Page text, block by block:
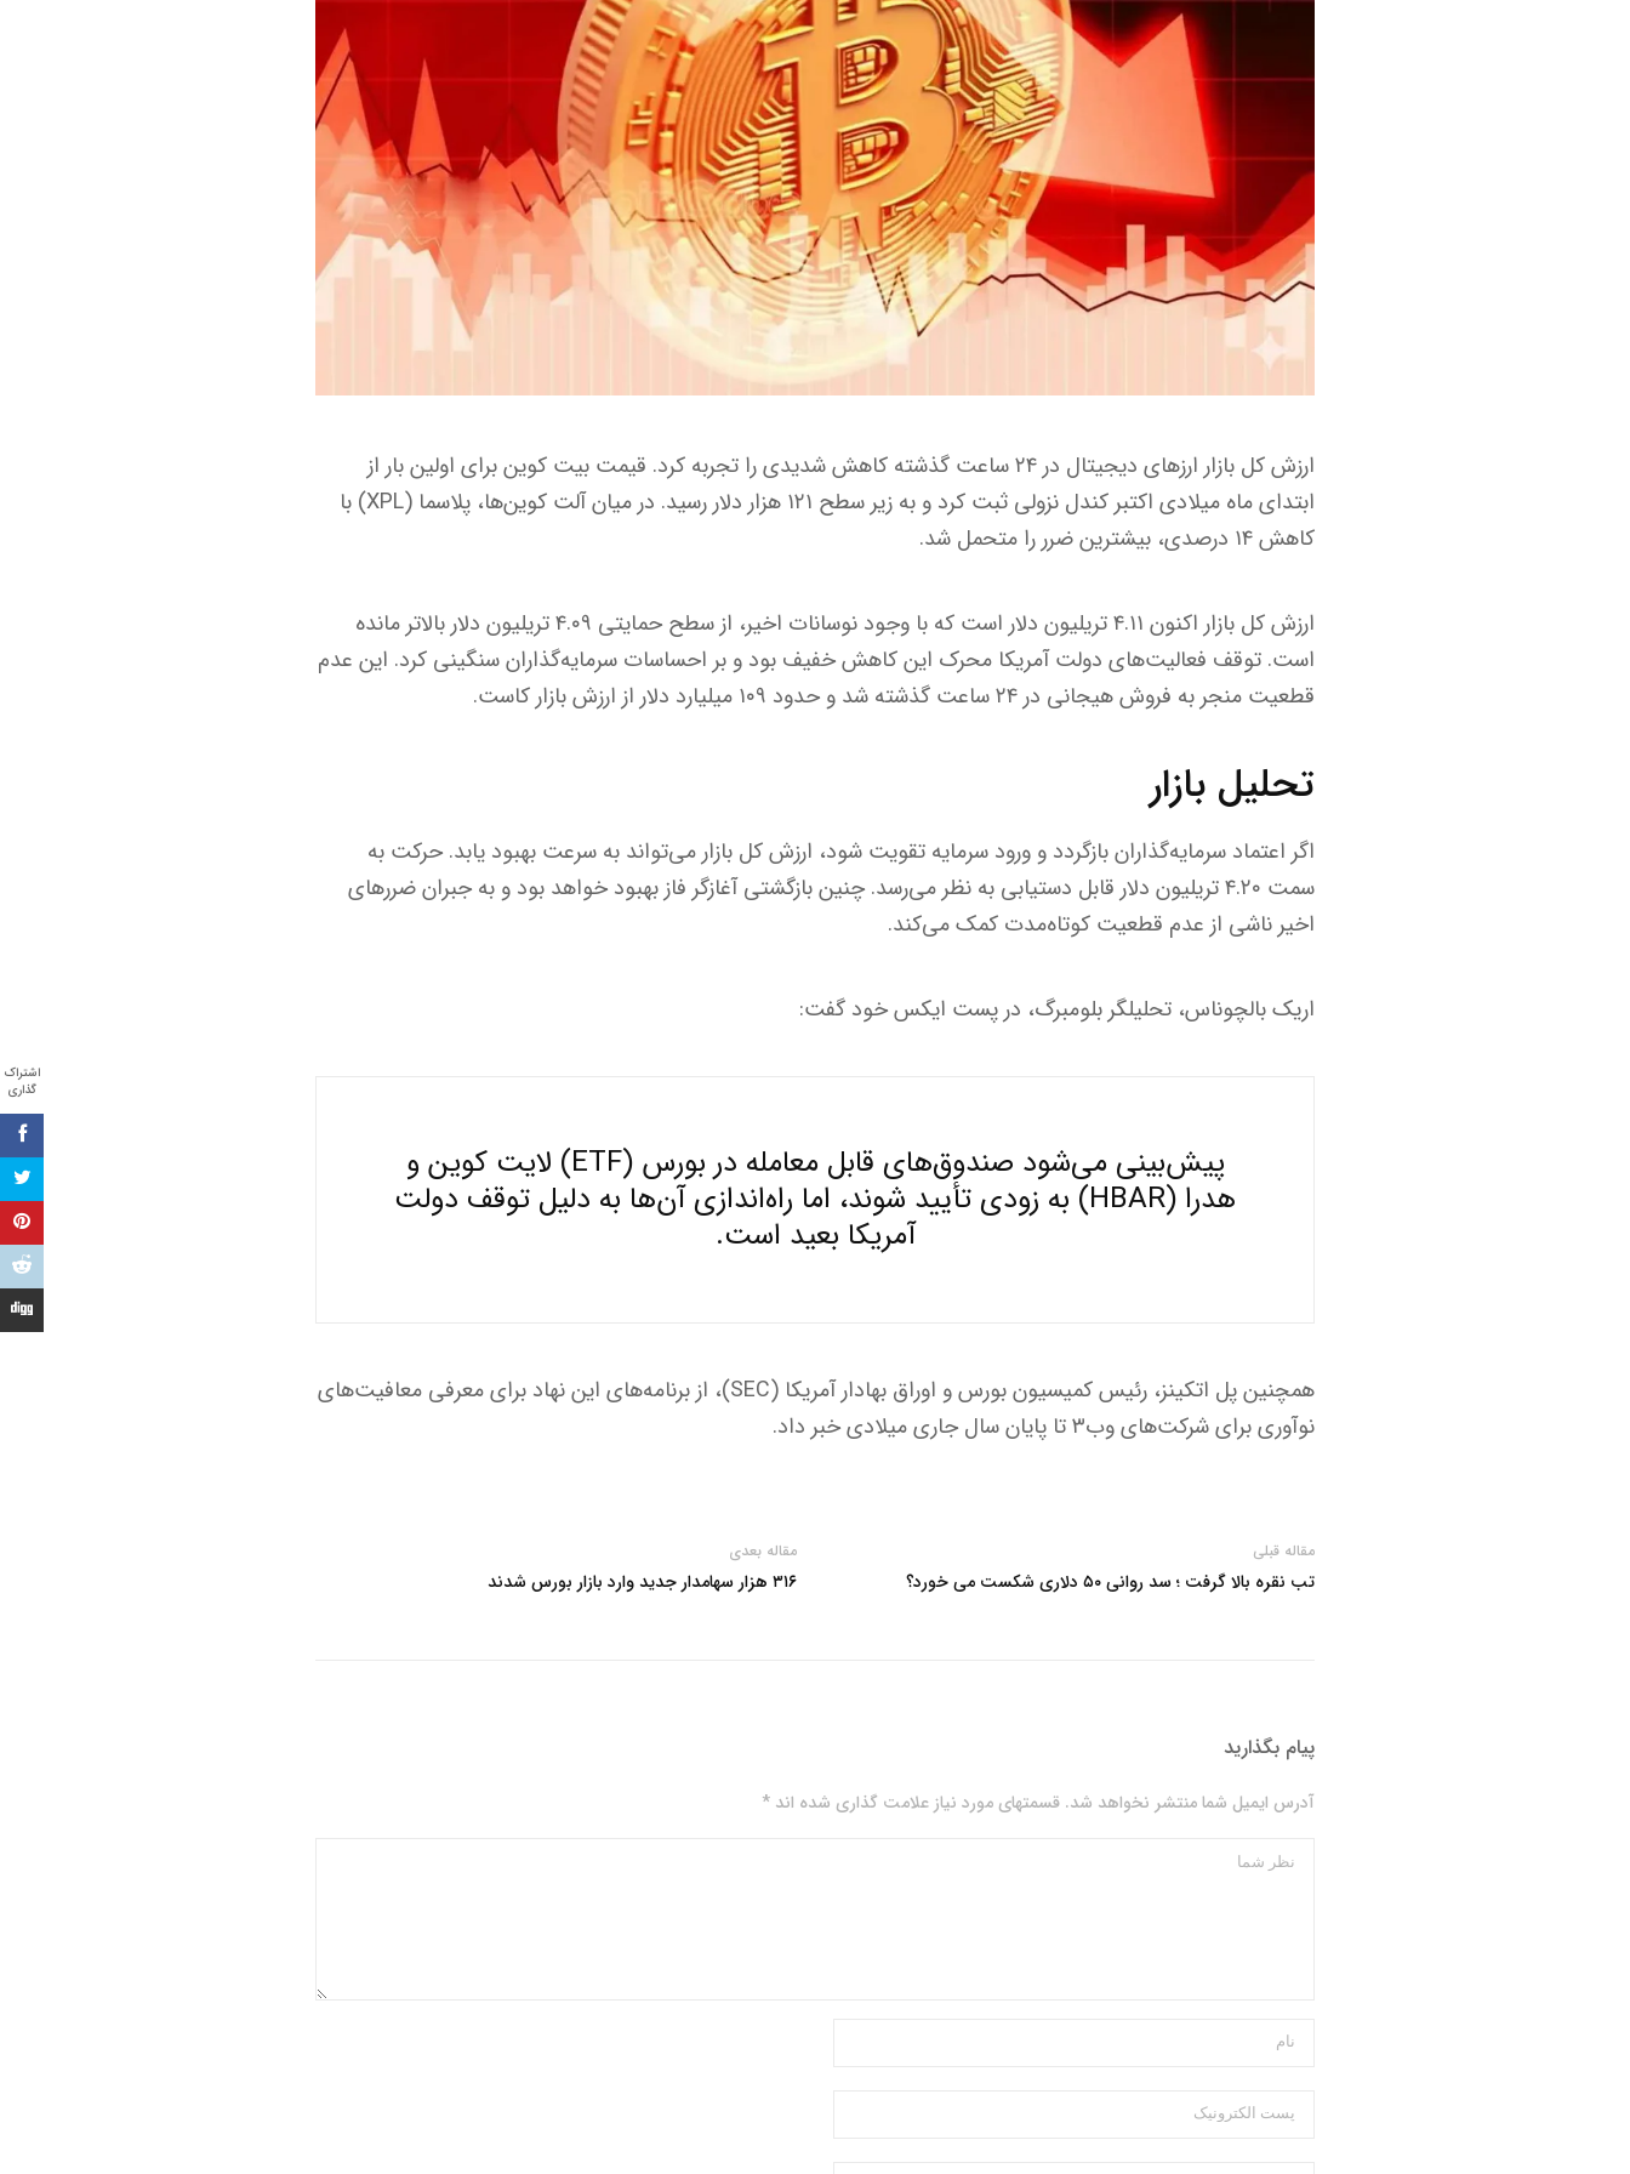
اشتراک
گذاری
ارزش کل بازار ارزهای دیجیتال در ۲۴ ساعت گذشته کاهش شدیدی را تجربه کرد. قیمت بیت‌ کوین برای اولین بار از
ابتدای ماه میلادی اکتبر کندل نزولی ثبت کرد و به زیر سطح ۱۲۱ هزار دلار رسید. در میان آلت‌ کوین‌ها، پلاسما (XPL) با
کاهش ۱۴ درصدی، بیشترین ضرر را متحمل شد.
ارزش کل بازار اکنون ۴.۱۱ تریلیون دلار است که با وجود نوسانات اخیر، از سطح حمایتی ۴.۰۹ تریلیون دلار بالاتر مانده
است. توقف فعالیت‌های دولت آمریکا محرک این کاهش خفیف بود و بر احساسات سرمایه‌گذاران سنگینی کرد. این عدم
قطعیت منجر به فروش هیجانی در ۲۴ ساعت گذشته شد و حدود ۱۰۹ میلیارد دلار از ارزش بازار کاست.
تحلیل بازار
اگر اعتماد سرمایه‌گذاران بازگردد و ورود سرمایه تقویت شود، ارزش کل بازار می‌تواند به سرعت بهبود یابد. حرکت به
سمت ۴.۲۰ تریلیون دلار قابل دستیابی به نظر می‌رسد. چنین بازگشتی آغازگر فاز بهبود خواهد بود و به جبران ضررهای
اخیر ناشی از عدم قطعیت کوتاه‌مدت کمک می‌کند.
اریک بالچوناس، تحلیلگر بلومبرگ، در پست ایکس خود گفت:
پیش‌بینی می‌شود صندوق‌های قابل معامله در بورس (ETF) لایت‌ کوین و
هدرا (HBAR) به زودی تأیید شوند، اما راه‌اندازی آن‌ها به دلیل توقف دولت
آمریکا بعید است.
همچنین پل اتکینز، رئیس کمیسیون بورس و اوراق بهادار آمریکا (SEC)، از برنامه‌های این نهاد برای معرفی معافیت‌های
نوآوری برای شرکت‌های وب۳ تا پایان سال جاری میلادی خبر داد.
مقاله قبلی
تب نقره بالا گرفت ؛ سد روانی ۵۰ دلاری شکست می خورد؟
مقاله بعدی
۳۱۶ هزار سهامدار جدید وارد بازار بورس شدند
پیام بگذارید
آدرس ایمیل شما منتشر نخواهد شد. قسمتهای مورد نیاز علامت گذاری شده اند *